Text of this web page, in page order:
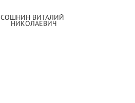
СОШНИН ВИТАЛИЙ
НИКОЛАЕВИЧ